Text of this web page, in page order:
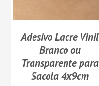
Adesivo Lacre Vinil
Branco ou
Transparente para
Sacola 4x9cm